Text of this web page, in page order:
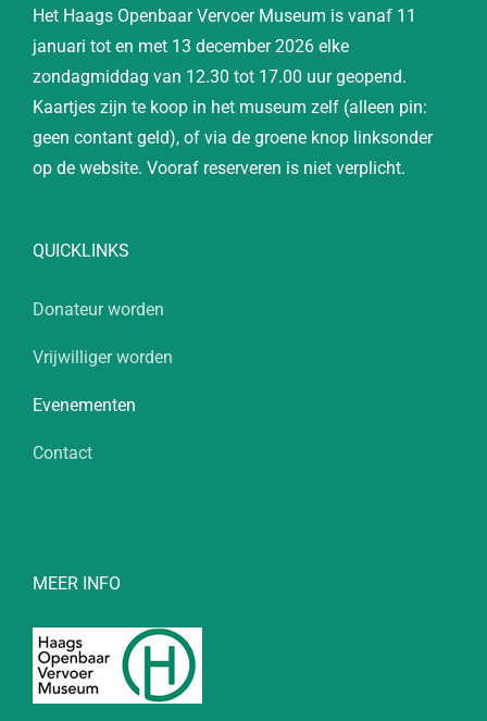
Het Haags Openbaar Vervoer Museum is vanaf 11
januari tot en met 13 december 2026 elke
zondagmiddag van 12.30 tot 17.00 uur geopend.
Kaartjes zijn te koop in het museum zelf (alleen pin:
geen contant geld), of via de groene knop linksonder
op de website. Vooraf reserveren is niet verplicht.
QUICKLINKS
Donateur worden
Vrijwilliger worden
Evenementen
Contact
MEER INFO